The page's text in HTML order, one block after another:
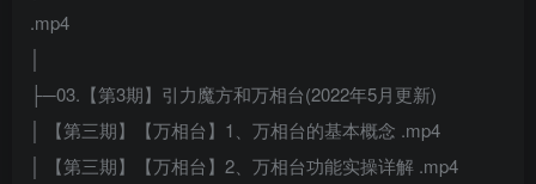
.mp4
├─03.【第3期】引力魔方和万相台(2022年5月更新)
│ 【第三期】【万相台】1、万相台的基本概念 .mp4
│ 【第三期】【万相台】2、万相台功能实操详解 .mp4